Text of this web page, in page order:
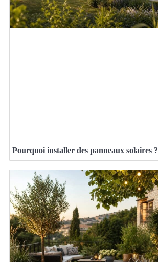
Pourquoi installer des panneaux solaires ?